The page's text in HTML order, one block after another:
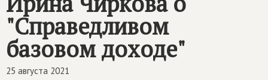
"Справедливом
базовом доходе"
25 августа 2021